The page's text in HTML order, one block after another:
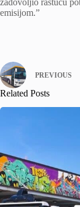
emisijom.”
PREVIOUS
Related Posts